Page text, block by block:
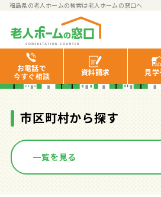
福島県の老人ホームの検索は老人ホームの窓口へ
お電話で
今すぐ相談
資料請求 見学
福島県の有料老
市区町村から探す
一覧を見る